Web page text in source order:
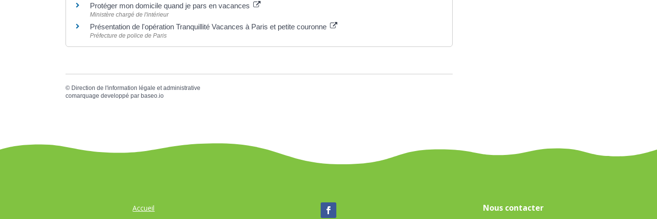
Protéger mon domicile quand je pars en vacances
Ministère chargé de l'intérieur
Présentation de l'opération Tranquillité Vacances à Paris et petite couronne
Préfecture de police de Paris
© Direction de l'information légale et administrative
comarquage developpé par baseo.io
Accueil Nous contacter